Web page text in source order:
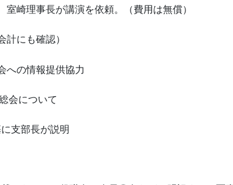
崎理事長が講演を依頼。（費用は無償）
計にも確認）
への情報提供協力
会について
支部長が説明